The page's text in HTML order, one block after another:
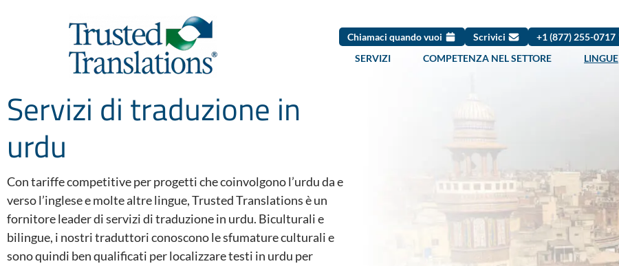
Chiamaci quando vuoi Scrivici +1 (877) 255-0717
SERVIZI COMPETENZA NEL SETTORE LINGUE
Servizi di traduzione in
urdu
Con tariffe competitive per progetti che coinvolgono l’urdu da e
verso l’inglese e molte altre lingue, Trusted Translations è un
fornitore leader di servizi di traduzione in urdu. Biculturali e
bilingue, i nostri traduttori conoscono le sfumature culturali e
sono quindi ben qualificati per localizzare testi in urdu per